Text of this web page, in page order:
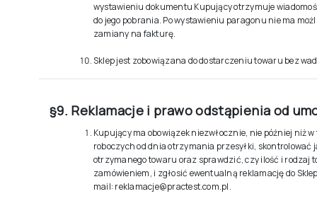
wystawieniu dokumentu Kupujący otrzymuje
do jego pobrania. Po wystawieniu paragonu nie ma
zamiany na fakturę.
Sklep jest zobowiązana do dostarczeniu towaru bez
§9. Reklamacje i prawo odstąpienia od
Kupujący ma obowiązek niezwłocznie, nie później niż
roboczych od dnia otrzymania przesyłki, skontrolować
otrzymanego towaru oraz sprawdzić, czy ilość i rodzaj
zamówieniem, i zgłosić ewentualną reklamację do
mail: reklamacje@practest.com.pl.